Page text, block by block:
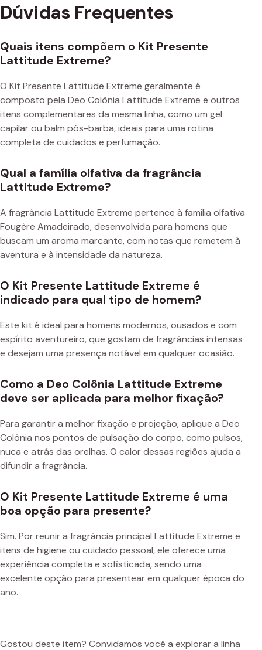
Dúvidas Frequentes
Quais itens compõem o Kit Presente
Lattitude Extreme?
O Kit Presente Lattitude Extreme geralmente é
composto pela Deo Colônia Lattitude Extreme e outros
itens complementares da mesma linha, como um gel
capilar ou balm pós-barba, ideais para uma rotina
completa de cuidados e perfumação.
Qual a família olfativa da fragrância
Lattitude Extreme?
A fragrância Lattitude Extreme pertence à família olfativa
Fougère Amadeirado, desenvolvida para homens que
buscam um aroma marcante, com notas que remetem à
aventura e à intensidade da natureza.
O Kit Presente Lattitude Extreme é
indicado para qual tipo de homem?
Este kit é ideal para homens modernos, ousados e com
espírito aventureiro, que gostam de fragrâncias intensas
e desejam uma presença notável em qualquer ocasião.
Como a Deo Colônia Lattitude Extreme
deve ser aplicada para melhor fixação?
Para garantir a melhor fixação e projeção, aplique a Deo
Colônia nos pontos de pulsação do corpo, como pulsos,
nuca e atrás das orelhas. O calor dessas regiões ajuda a
difundir a fragrância.
O Kit Presente Lattitude Extreme é uma
boa opção para presente?
Sim. Por reunir a fragrância principal Lattitude Extreme e
itens de higiene ou cuidado pessoal, ele oferece uma
experiência completa e sofisticada, sendo uma
excelente opção para presentear em qualquer época do
ano.
Gostou deste item? Convidamos você a explorar a linha